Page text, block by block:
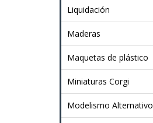
Liquidación
Maderas
Maquetas de plástico
Miniaturas Corgi
Modelismo Alternativo